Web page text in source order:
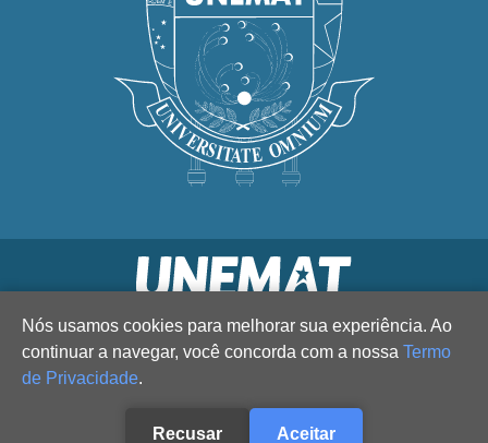
Nós usamos cookies para melhorar sua experiência. Ao
continuar a navegar, você concorda com a nossa Termo
de Privacidade.
Recusar Aceitar